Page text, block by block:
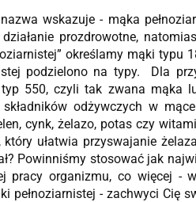
wskazuje - mąka
prozdrowotne,
określamy mąki typu
podzielono na typy. Dla
typ 550, czyli tak zwana mąka
odżywczych w
cynk, żelazo, potas czy
który ułatwia przyswajanie
Powinniśmy stosować jak
pracy organizmu, co więcej -
pełnoziarnistej - zachwyci Cię